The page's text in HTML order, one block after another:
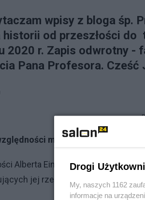
wpisy z bloga śp.
historii od przeszłości
2020 r. Zapis odwrotny -
Pana Profesora. Cześć
ma się całkiem dobrze
Alberta Einsteina, nie jest
jej rzekomą błędność, lub
Drogi
My, naszych 1162
informacje na